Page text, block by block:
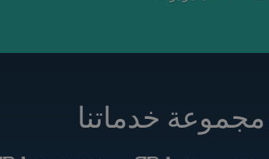
خدماتنا